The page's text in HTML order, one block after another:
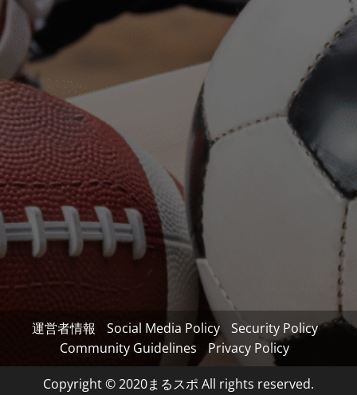
運営者情報 Social Media Policy
Security Policy
Community Guidelines
Privacy Policy
Copyright © 2020まるスポ All rights reserved.